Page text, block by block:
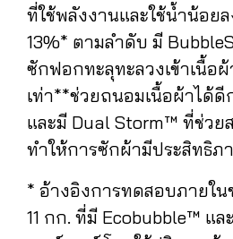
ที่ใช้พลังงานและใช้น้ำน้อย
13%* ตามลำดับ มี
ซักฟอกทะลุทะลวงเข้าเนื้อผ้
เท่า**ช่วยถนอมเนื้อผ้าได้
และมี Dual Storm™ ที่ช่วย
ทำให้การซักผ้ามีประสิทธิภ
* อ้างอิงการทดสอบภายใน
11 กก. ที่มี Ecobubble™ แ